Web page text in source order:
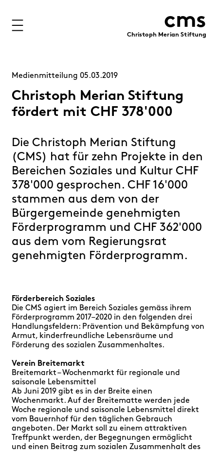
Projekte
Förderung
Immobilien
Personen
Medien
Publikationen
Kontakt
FAQ
cms
Christoph Merian Stiftung
Medienmitteilung 05.03.2019
Christoph Merian Stiftung
fördert mit CHF 378'000
Die Christoph Merian Stiftung
(CMS) hat für zehn Projekte in den
Bereichen Soziales und Kultur CHF
378'000 gesprochen. CHF 16'000
stammen aus dem von der
Bürgergemeinde genehmigten
Förderprogramm und CHF 362'000
aus dem vom Regierungsrat
genehmigten Förderprogramm.
Förderbereich Soziales
Die CMS agiert im Bereich Soziales gemäss ihrem
Förderprogramm 2017–2020 in den folgenden drei
Handlungsfeldern: Prävention und Bekämpfung von
Armut, kinderfreundliche Lebensräume und
Förderung des sozialen Zusammenhaltes.
Verein Breitemarkt
Breitemarkt – Wochenmarkt für regionale und
saisonale Lebensmittel
Ab Juni 2019 gibt es in der Breite einen
Wochenmarkt. Auf der Breitematte werden jede
Woche regionale und saisonale Lebensmittel direkt
vom Bauernhof für den täglichen Gebrauch
angeboten. Der Markt soll zu einem attraktiven
Treffpunkt werden, der Begegnungen ermöglicht
und einen Beitrag zum sozialen Zusammenhalt des